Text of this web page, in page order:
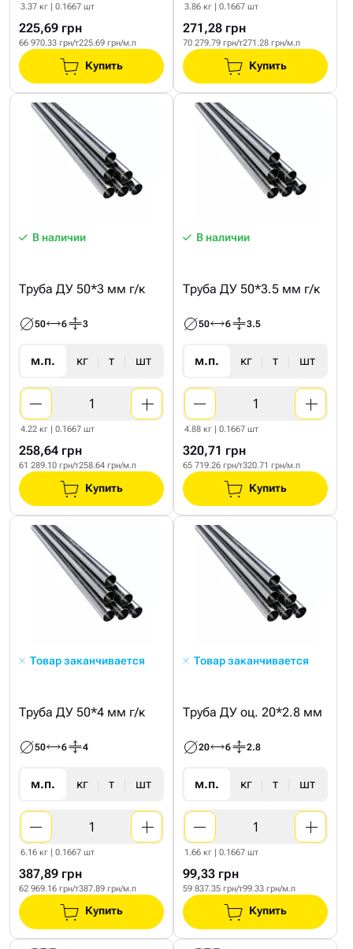
3.37 кг | 0.1667 шт
225,69 грн
66 970.33 грн/т225.69 грн/м.п
Купить
3.86 кг | 0.1667 шт
271,28 грн
70 279.79 грн/т271.28 грн/м.п
Купить
В наличии
Труба ДУ 50*3 мм г/к
50 6 3
м.п. кг т шт
4.22 кг | 0.1667 шт
258,64 грн
61 289.10 грн/т258.64 грн/м.п
Купить
В наличии
Труба ДУ 50*3.5 мм г/к
50 6 3.5
м.п. кг т шт
4.88 кг | 0.1667 шт
320,71 грн
65 719.26 грн/т320.71 грн/м.п
Купить
Товар заканчивается
Труба ДУ 50*4 мм г/к
50 6 4
м.п. кг т шт
6.16 кг | 0.1667 шт
387,89 грн
62 969.16 грн/т387.89 грн/м.п
Купить
Товар заканчивается
Труба ДУ оц. 20*2.8 мм
20 6 2.8
м.п. кг т шт
1.66 кг | 0.1667 шт
99,33 грн
59 837.35 грн/т99.33 грн/м.п
Купить